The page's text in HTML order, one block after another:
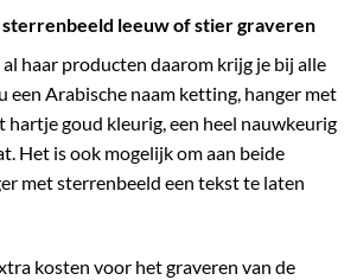
leeuw of stier graveren
haar producten daarom krijg je bij alle
een Arabische naam ketting, hanger met
hartje goud kleurig, een heel nauwkeurig
Het is ook mogelijk om aan beide
met sterrenbeeld een tekst te laten
kosten voor het graveren van de